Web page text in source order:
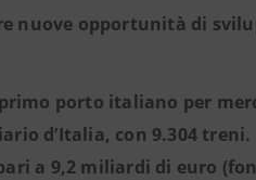
nuove opportunità di
porto italiano per
d’Italia, con 9.304
a 9,2 miliardi di euro